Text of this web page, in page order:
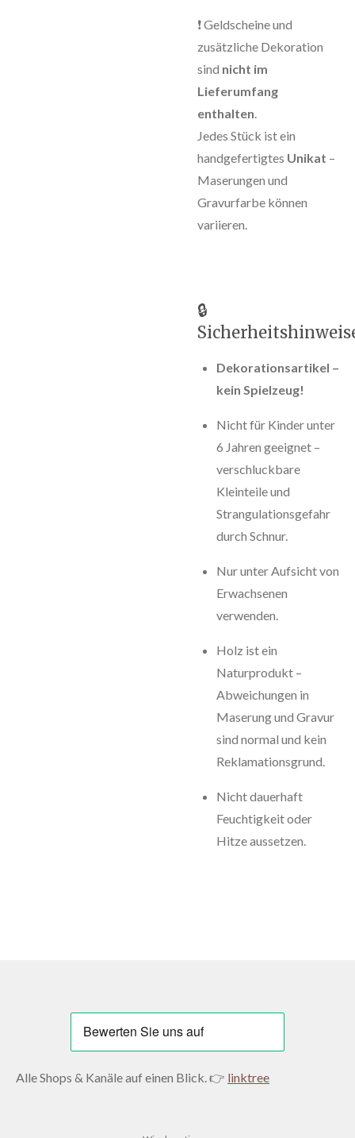
❗ Geldscheine und
zusätzliche Dekoration
sind nicht im
Lieferumfang
enthalten
Jedes Stück ist ein
handgefertigtes Unikat –
Maserungen und
Gravurfarbe können
variieren.
🔒
Dekorationsartikel –
kein Spielzeug!
Nicht für Kinder unter
6 Jahren geeignet –
verschluckbare
Kleinteile und
Strangulationsgefahr
durch Schnur.
Nur unter Aufsicht von
Erwachsenen
verwenden.
Holz ist ein
Naturprodukt –
Abweichungen in
Maserung und Gravur
sind normal und kein
Reklamationsgrund.
Nicht dauerhaft
Feuchtigkeit oder
Hitze aussetzen.
Alle Shops & Kanäle auf einen Blick. 👉 linktree